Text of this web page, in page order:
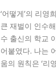
‘어떻게’의 리
큰 재벌이 인수
수 출신의 학교
어붙였다. 나는
움의 원칙은 ‘리